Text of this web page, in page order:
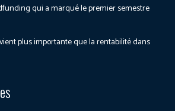
qui a marqué le premier semestre
plus importante que la rentabilité dans